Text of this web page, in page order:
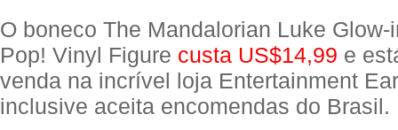
O boneco The Mandalorian Luke Glow-
Pop! Vinyl Figure custa US$14,99 e
venda na incrível loja Entertainment
inclusive aceita encomendas do Brasil.